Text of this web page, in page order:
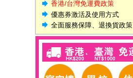
香港/台灣免運費政策
優惠券激活及使用方式
全面服務保障、退換貨政策